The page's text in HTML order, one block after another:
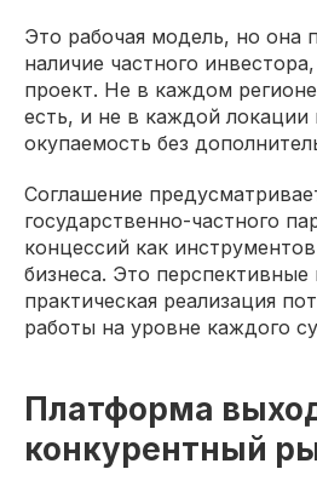
Это рабочая модель, но она
наличие частного
проект. Не в каждом
есть, и не в каждой локации
окупаемость без
Соглашение
государственно-частного
концессий как
бизнеса. Это
практическая реализация
работы на уровне каждого
Платформа
конкурентный